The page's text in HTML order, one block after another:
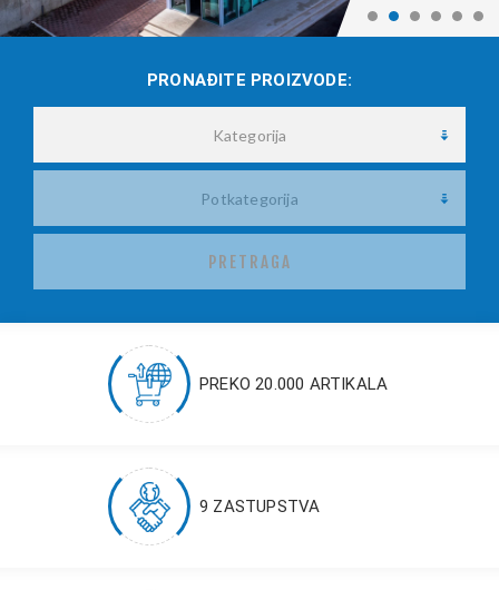
PRONAĐITE PROIZVODE:
Kategorija
Potkategorija
PRETRAGA
PREKO 20.000 ARTIKALA
9 ZASTUPSTVA